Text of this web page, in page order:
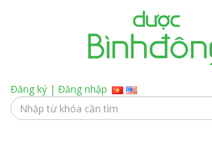
Đăng ký | Đăng nhập